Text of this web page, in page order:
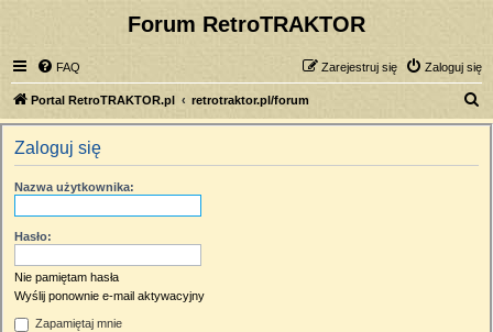
Forum RetroTRAKTOR
FAQ Zaloguj się
Zarejestruj się
Portal RetroTRAKTOR.pl retrotraktor.pl/forum
z
Zaloguj się
Nazwa użytkownika:
Hasło:
Nie pamiętam hasła
Wyślij ponownie e-mail aktywacyjny
Zapamiętaj mnie